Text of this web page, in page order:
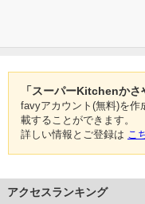
「スーパーKitchenか
favyアカウント(無料)を作
載することができます。
詳しい情報とご登録は こ
アクセスランキング